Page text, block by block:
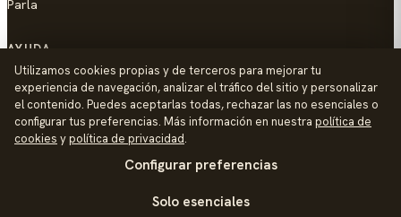
Parla
AYUDA
Añadir empresa
Contacto
Política de Privacidad
Utilizamos cookies propias y de terceros para mejorar tu
experiencia de navegación, analizar el tráfico del sitio y personalizar
el contenido. Puedes aceptarlas todas, rechazar las no esenciales o
configurar tus preferencias. Más información en nuestra política de
cookies ypolítica de privacidad.
Configurar preferencias
Solo esenciales